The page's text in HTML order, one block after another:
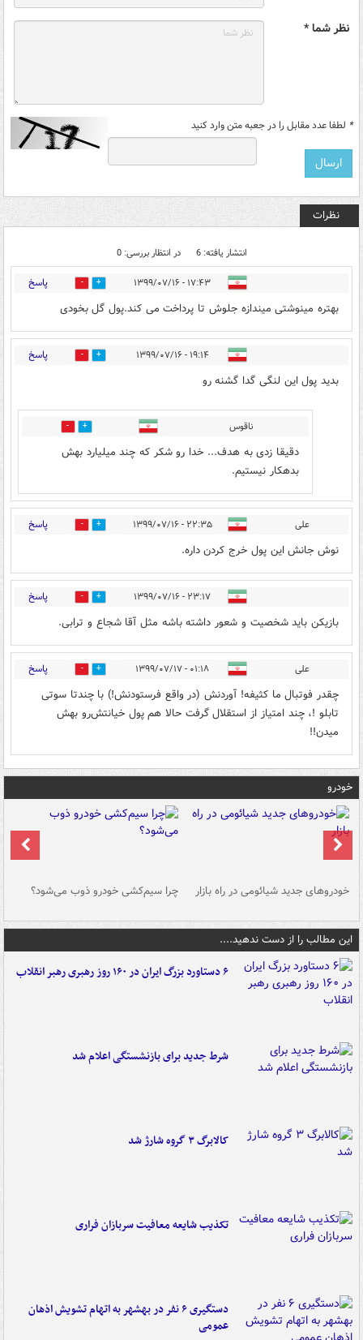
نظر شما *
* لطفا عدد مقابل را در جعبه متن وارد کنید
نظرات
انتشار یافته: 6 در انتظار بررسی: 0
۱۷:۴۳ - ۱۳۹۹/۰۷/۱۶ 2 پاسخ
بهتره مینوشتی میندازه جلوش تا پرداخت می کند.پول گل بخودی
۱۹:۱۴ - ۱۳۹۹/۰۷/۱۶ 5 پاسخ
بدید پول این لنگی گدا گشنه رو
ناقوس 0
دقیقا زدی به هدف... خدا رو شکر که چند میلیارد بهش
بدهکار نیستیم.
علی ۲۲:۳۵ - ۱۳۹۹/۰۷/۱۶ 3 پاسخ
نوش جانش این پول خرج کردن داره.
۲۳:۱۷ - ۱۳۹۹/۰۷/۱۶ 0 پاسخ
بازیکن باید شخصیت و شعور داشته باشه مثل آقا شجاع و ترابی.
علی ۰۱:۱۸ - ۱۳۹۹/۰۷/۱۷ 1 پاسخ
چقدر فوتبال ما کثیفه! آوردنش (در واقع فرستودنش!) با چندتا سوتی
تابلو !، چند امتیاز از استقلال گرفت حالا هم پول خیانتش‌رو بهش
میدن!!
خودرو
خودروهای جدید شیائومی در راه بازار چرا سیم‌کشی خودرو ذوب می‌شود؟
این مطالب را از دست ندهید....
۶ دستاورد بزرگ ایران در ۱۶۰ روز رهبری رهبر انقلاب
شرط جدید برای بازنشستگی اعلام شد
کالابرگ ۳ گروه شارژ شد
تکذیب شایعه معافیت سربازان فراری
دستگیری ۶ نفر در بهشهر به اتهام تشویش اذهان
عمومی